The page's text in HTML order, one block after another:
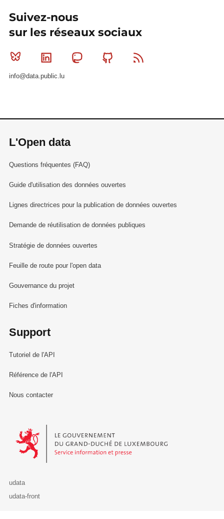
Suivez-nous
sur les réseaux sociaux
Bluesky Linkedin MastodonGithub
info@data.public.lu
L'Open data
Questions fréquentes (FAQ)
Guide d'utilisation des données ouvertes
Lignes directrices pour la publication de données ouvertes
Demande de réutilisation de données publiques
Stratégie de données ouvertes
Feuille de route pour l'open data
Gouvernance du projet
Fiches d'information
Support
Tutoriel de l'API
Référence de l'API
Nous contacter
Le Gouvernement du Grand-Duché de Luxembourg - Service
udata
udata-front